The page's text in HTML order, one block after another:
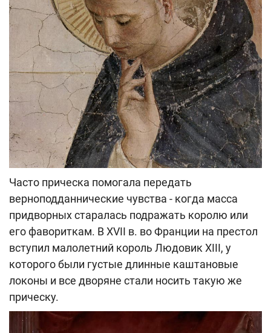
Часто прическа помогала передать
верноподданнические чувства - когда масса
придворных старалась подражать королю или
его фавориткам. В ХVII в. во Франции на престол
вступил малолетний король Людовик ХIII, у
которого были густые длинные каштановые
локоны и все дворяне стали носить такую же
прическу.